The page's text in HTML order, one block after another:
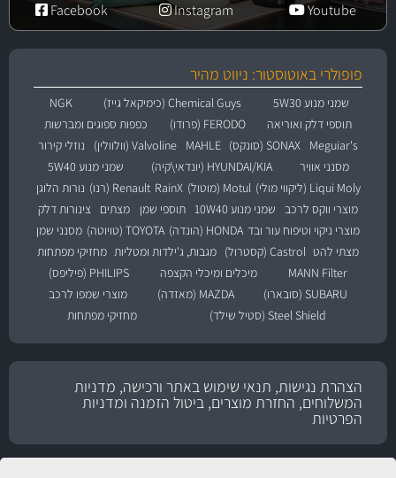
Youtube
Instagram
Facebook
פופולרי באוטוסטור: ניווט מהיר
שמני מנוע 5W30 Chemical Guys (כימיקאל גייז)
NGK
תוספי דלק ואוריאה
FERODO (פרודו)
כפפות ספוגים ומברשות
Meguiar's
SONAX (סונקס) MAHLE Valvoline (וולוולין)
נוזלי קירור
מסנני אוויר
HYUNDAI/KIA (יונדאי\קיה)
שמני מנוע 5W40
Liqui Moly (ליקווי מולי)
Motul (מוטול) RainX Renault (רנו)
נורות הלוגן
מוצרי ווקס לרכב
שמני מנוע 10W40 תוספי שמן מצתים
צינורות דלק
מוצרי ניקוי וטיפוח עור ובד HONDA (הונדה) TOYOTA (טויוטה)
מסנני שמן
מצתי להט Castrol (קסטרול) מגבות, ג'ילדות ומטליות מחזיקי מפתחות
MANN Filter
מיכלים ומיכלי הקצפה
PHILIPS (פיליפס)
SUBARU (סובארו)
MAZDA (מאזדה)
מוצרי שמפו לרכב
Steel Shield (סטיל שילד)
מחזיקי מפתחות
הצהרת נגישות, תנאי שימוש באתר ורכישה, מדניות
המשלוחים, החזרת מוצרים, ביטול הזמנה ומדניות
הפרטיות